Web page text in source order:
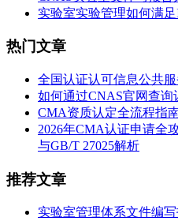
实验室实验管理如何满足
热门文章
全国认证认可信息公共
如何通过CNAS官网查询
CMA资质认定全流程指南
2026年CMA认证申请全
与GB/T 27025解析
推荐文章
实验室管理体系文件编